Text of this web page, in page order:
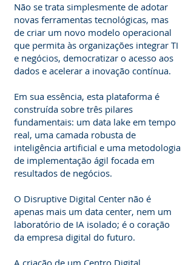
Não se trata simplesmente de adotar
novas ferramentas tecnológicas, mas
de criar um novo modelo operacional
que permita às organizações integrar TI
e negócios, democratizar o acesso aos
dados e acelerar a inovação contínua.
Em sua essência, esta plataforma é
construída sobre três pilares
fundamentais: um data lake em tempo
real, uma camada robusta de
inteligência artificial e uma metodologia
de implementação ágil focada em
resultados de negócios.
O Disruptive Digital Center não é
apenas mais um data center, nem um
laboratório de IA isolado; é o coração
da empresa digital do futuro.
A criação de um Centro Digital